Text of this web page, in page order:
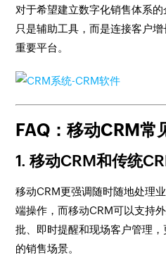
对于希望建立数字化销售体系
只是辅助工具，而是连接客户
重要平台。
FAQ：移动CRM常
1. 移动CRM和传统
移动CRM更强调随时随地处理
端操作，而移动CRM可以支持
批、即时提醒和现场客户管理
的销售场景。